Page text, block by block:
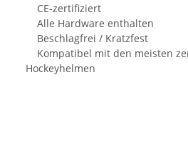
CE-zertifiziert
Alle Hardware enthalten
Beschlagfrei / Kratzfest
Kompatibel mit den meisten
Hockeyhelmen